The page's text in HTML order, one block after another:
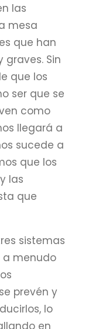
las
mesa
que han
Sin
que los
ser que se
como
llegará a
sucede a
que los
las
que
sistemas
a menudo
prevén y
lo
en